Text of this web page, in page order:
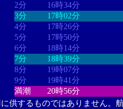
2分
16時34分
3分
17時02分
4分
17時26分
5分
17時50分
6分
18時14分
7分
18時39分
8分
19時07分
9分
19時41分
満潮
20時56分
供するものではありません。